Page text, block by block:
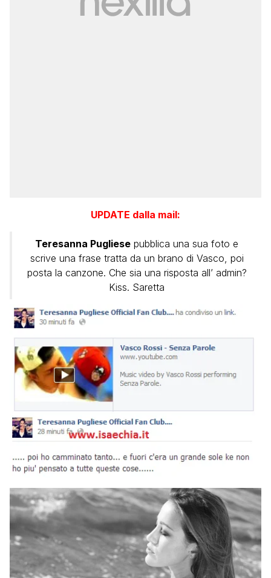
UPDATE dalla mail:
Teresanna Pugliese pubblica una sua foto e
scrive una frase tratta da un brano di Vasco, poi
posta la canzone. Che sia una risposta all’ admin?
Kiss. Saretta